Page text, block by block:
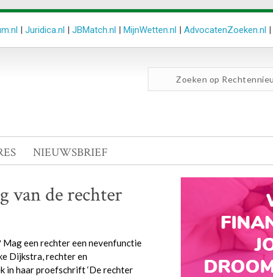
| Juridica.nl | JBMatch.nl | MijnWetten.nl | AdvocatenZoeken.nl |
NIEUWSBRIEF
van de rechter
een rechter een nevenfunctie
Dijkstra, rechter en
in haar proefschrift ‘De rechter